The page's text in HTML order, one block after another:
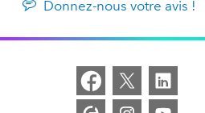
Donnez-nous votre avis !